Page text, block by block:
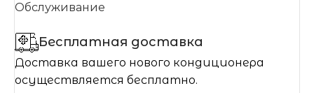
Обслуживание
Бесплатная доставка
Доставка вашего нового кондиционера
осуществляется бесплатно.